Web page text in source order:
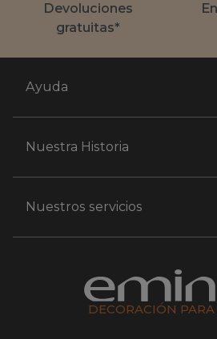
Devoluciones
gratuitas*
Ayuda
Nuestra Historia
Nuestros servicios
DECORACIÓN PARA